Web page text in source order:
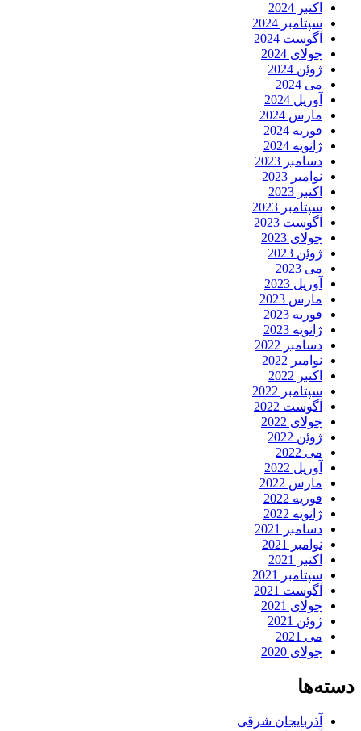
اکتبر 2024
سپتامبر 2024
آگوست 2024
جولای 2024
ژوئن 2024
می 2024
آوریل 2024
مارس 2024
فوریه 2024
ژانویه 2024
دسامبر 2023
نوامبر 2023
اکتبر 2023
سپتامبر 2023
آگوست 2023
جولای 2023
ژوئن 2023
می 2023
آوریل 2023
مارس 2023
فوریه 2023
ژانویه 2023
دسامبر 2022
نوامبر 2022
اکتبر 2022
سپتامبر 2022
آگوست 2022
جولای 2022
ژوئن 2022
می 2022
آوریل 2022
مارس 2022
فوریه 2022
ژانویه 2022
دسامبر 2021
نوامبر 2021
اکتبر 2021
سپتامبر 2021
آگوست 2021
جولای 2021
ژوئن 2021
می 2021
جولای 2020
دسته‌ها
آذربایجان شرقی